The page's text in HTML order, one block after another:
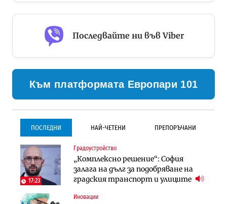
Последвайте ни във Viber
Към платформата Европари 101
ПОСЛЕДНИ НАЙ-ЧЕТЕНИ ПРЕПОРЪЧАНИ
17:23
Градоустройство
„Комплексно решение“: София
залага на дълг за подобряване на
градския транспорт и улиците
Иновации
Градоустройство
Столична община избра
изпълнител за преместването на
трамвайното трасе по бул.
Инфраструктура
Проектирането на тунела под
Петрохан ще върви паралелно с
екологичните оценки
Компании